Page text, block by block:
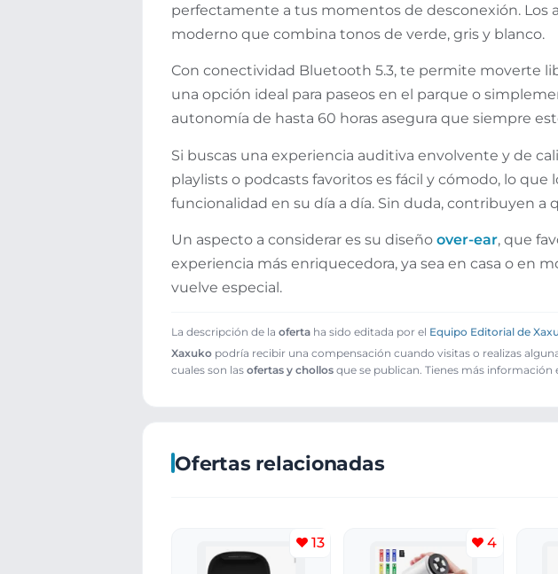
perfectamente a tus momentos de desconexión.
moderno que combina tonos de verde, gris y blanco.
Con conectividad Bluetooth 5.3, te permite moverte
una opción ideal para paseos en el parque o
autonomía de hasta 60 horas asegura que siempre
Si buscas una experiencia auditiva envolvente y de
playlists o podcasts favoritos es fácil y cómodo, lo
funcionalidad en su día a día. Sin duda, contribuyen a
Un aspecto a considerar es su diseño over-ear, que
experiencia más enriquecedora, ya sea en casa o en
vuelve especial.
La descripción de la oferta ha sido editada por el Equipo Editorial de
Xaxuko podría recibir una compensación cuando visitas o realizas
cuales son las ofertas y chollos que se publican. Tienes más información
Ofertas relacionadas
13 4